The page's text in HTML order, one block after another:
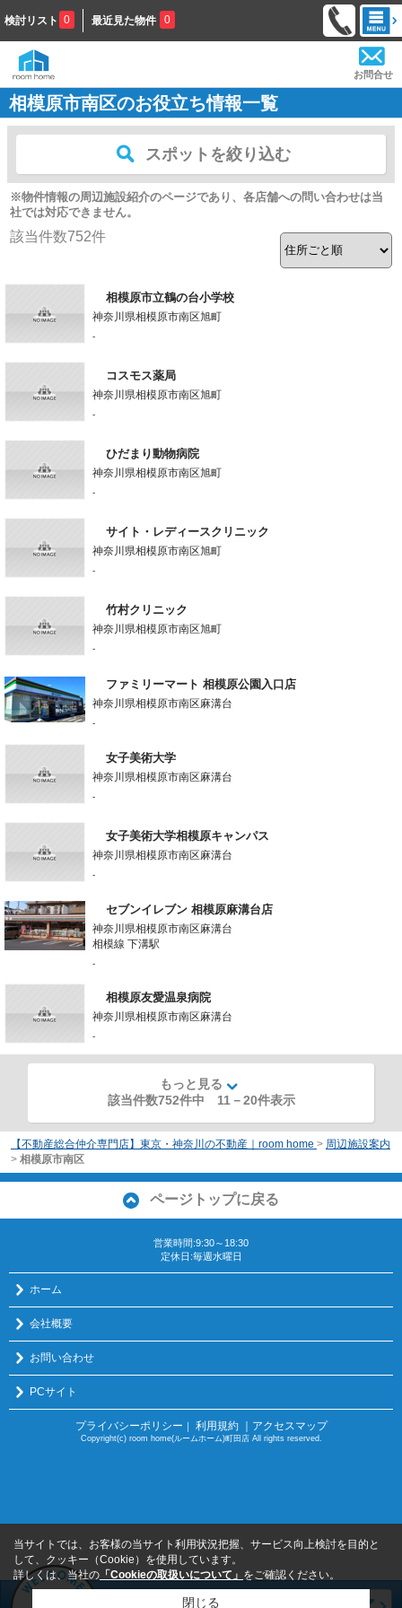
検討リスト 0 最近見た物件 0
お問合せ
相模原市南区のお役立ち情報一覧
スポットを絞り込む
※物件情報の周辺施設紹介のページであり、各店舗への問い合わせは当
社では対応できません。
該当件数752件
相模原市立鶴の台小学校
神奈川県相模原市南区旭町
-
コスモス薬局
神奈川県相模原市南区旭町
-
ひだまり動物病院
神奈川県相模原市南区旭町
-
サイト・レディースクリニック
神奈川県相模原市南区旭町
-
竹村クリニック
神奈川県相模原市南区旭町
-
ファミリーマート 相模原公園入口店
神奈川県相模原市南区麻溝台
-
女子美術大学
神奈川県相模原市南区麻溝台
-
女子美術大学相模原キャンパス
神奈川県相模原市南区麻溝台
-
セブンイレブン 相模原麻溝台店
神奈川県相模原市南区麻溝台
相模線 下溝駅
-
相模原友愛温泉病院
神奈川県相模原市南区麻溝台
-
もっと見る
該当件数752件中 11 －20件表示
【不動産総合仲介専門店】東京・神奈川の不動産｜room home > 周辺施設案内
> 相模原市南区
ページトップに戻る
営業時間:9:30～18:30
定休日:毎週水曜日
ホーム
会社概要
お問い合わせ
PCサイト
プライバシーポリシー ｜ 利用規約 ｜アクセスマップ
Copyright(c) room home(ルームホーム)町田店 All rights reserved.
当サイトでは、お客様の当サイト利用状況把握、サービス向上検討を目的と
して、クッキー（Cookie）を使用しています。
詳しくは、当社の 「Cookieの取扱いについて」 をご確認ください。
閉じる